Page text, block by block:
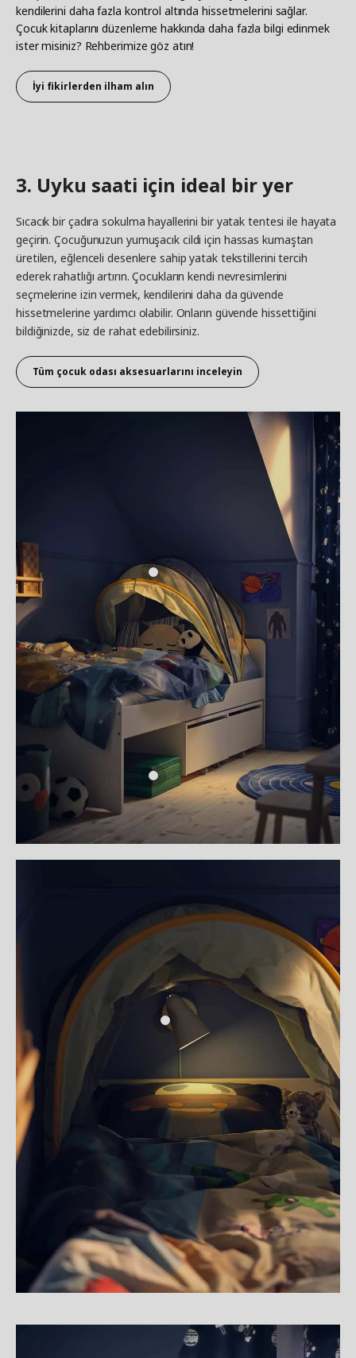
kendilerini daha fazla kontrol altında hissetmelerini sağlar.
Çocuk kitaplarını düzenleme hakkında daha fazla bilgi edinmek
ister misiniz? Rehberimize göz atın!​
İyi fikirlerden ilham alın
3. Uyku saati için ideal bir yer​
Sıcacık bir çadıra sokulma hayallerini bir yatak tentesi ile hayata
geçirin. Çocuğunuzun yumuşacık cildi için hassas kumaştan
üretilen, eğlenceli desenlere sahip yatak tekstillerini tercih
ederek rahatlığı artırın. Çocukların kendi nevresimlerini
seçmelerine izin vermek, kendilerini daha da güvende
hissetmelerine yardımcı olabilir. Onların güvende hissettiğini
bildiğinizde, siz de rahat edebilirsiniz.​
Tüm çocuk odası aksesuarlarını inceleyin